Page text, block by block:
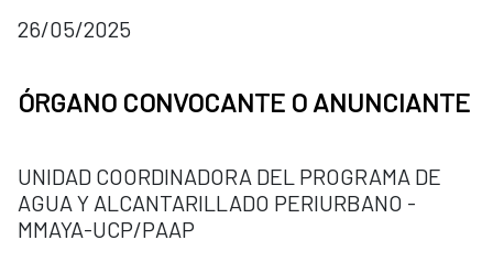
26/05/2025
ÓRGANO CONVOCANTE O ANUNCIANTE
UNIDAD COORDINADORA DEL PROGRAMA DE
AGUA Y ALCANTARILLADO PERIURBANO -
MMAYA-UCP/PAAP